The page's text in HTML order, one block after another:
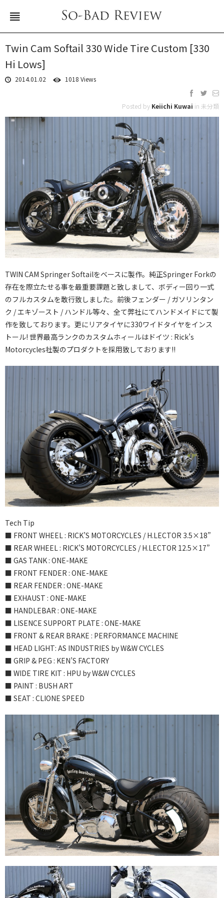
Twin Cam Softail 330 Wide Tire Custom [330
Hi Lows]
2014.01.02 1018 Views
Posted by Keiichi Kuwai in 未分類
TWIN CAM Springer Softailをベースに製作。純正Springer Forkの
存在を際立たせる事を最重要課題と致しまして、ボディー回り一式
のフルカスタムを敢行致しました。前後フェンダー / ガソリンタン
ク / エキゾースト / ハンドル等々、全て弊社にてハンドメイドにて製
作を致しております。更にリアタイヤに330ワイドタイヤをインス
トール! 世界最高ランクのカスタムホィールはドイツ : Rick’s
Motorcycles社製のプロダクトを採用致しております!!
Tech Tip
■ FRONT WHEEL : RICK’S MOTORCYCLES / H.LECTOR 3.5×18”
■ REAR WHEEL : RICK’S MOTORCYCLES / H.LECTOR 12.5×17”
■ GAS TANK : ONE-MAKE
■ FRONT FENDER : ONE-MAKE
■ REAR FENDER : ONE-MAKE
■ EXHAUST : ONE-MAKE
■ HANDLEBAR : ONE-MAKE
■ LISENCE SUPPORT PLATE : ONE-MAKE
■ FRONT & REAR BRAKE : PERFORMANCE MACHINE
■ HEAD LIGHT: AS INDUSTRIES by W&W CYCLES
■ GRIP & PEG : KEN’S FACTORY
■ WIDE TIRE KIT : HPU by W&W CYCLES
■ PAINT : BUSH ART
■ SEAT : CLIONE SPEED